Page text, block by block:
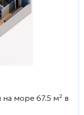
море 67.5 м² в